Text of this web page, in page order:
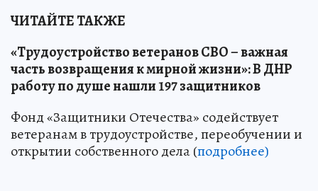
ЧИТАЙТЕ ТАКЖЕ
«Трудоустройство ветеранов СВО – важная
часть возвращения к мирной жизни»: В ДНР
работу по душе нашли 197 защитников
Фонд «Защитники Отечества» содействует
ветеранам в трудоустройстве, переобучении и
открытии собственного дела (подробнее)